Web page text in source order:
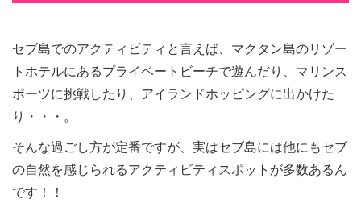
セブ島でのアクティビティと言えば、マクタン島のリゾー
トホテルにあるプライベートビーチで遊んだり、マリンス
ポーツに挑戦したり、アイランドホッピングに出かけた
り・・・。
そんな過ごし方が定番ですが、実はセブ島には他にもセブ
の自然を感じられるアクティビティスポットが多数あるん
です！！